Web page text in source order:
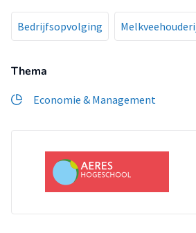
Bedrijfsopvolging
Thema
Economie & Management